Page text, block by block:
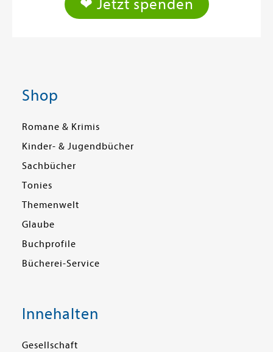
❤ Jetzt spenden
Shop
Romane & Krimis
Kinder- & Jugendbücher
Sachbücher
Tonies
Themenwelt
Glaube
Buchprofile
Bücherei-Service
Innehalten
Gesellschaft